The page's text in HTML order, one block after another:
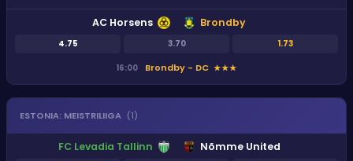
AC Horsens
4.75 3.70 1.73
Brondby
16:00 Brondby - DC ★★★
ESTONIA: MEISTRILIIGA (1)
FC Levadia Tallinn Nõmme United